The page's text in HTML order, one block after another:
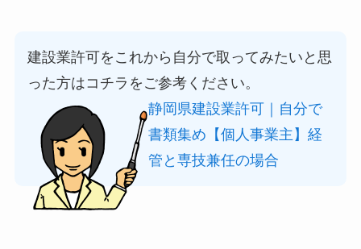
建設業許可をこれから自分で取ってみたいと思
った方はコチラをご参考ください。
静岡県建設業許可｜自分で
書類集め【個人事業主】経
管と専技兼任の場合